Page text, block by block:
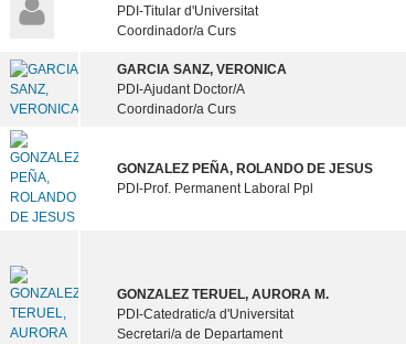
PDI-Titular d'Universitat
Coordinador/a Curs
GARCIA SANZ, VERONICA
PDI-Ajudant Doctor/A
Coordinador/a Curs
GONZALEZ PEÑA, ROLANDO DE JESUS
PDI-Prof. Permanent Laboral Ppl
GONZALEZ TERUEL, AURORA M.
PDI-Catedratic/a d'Universitat
Secretari/a de Departament